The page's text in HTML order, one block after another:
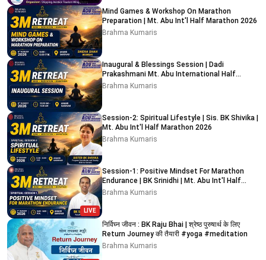
Mind Games & Workshop On Marathon
Preparation | Mt. Abu Int'l Half Marathon 2026
Brahma Kumaris
Inaugural & Blessings Session | Dadi
Prakashmani Mt. Abu International Half
Marathon 2026
Brahma Kumaris
Session-2: Spiritual Lifestyle | Sis. BK Shivika |
Mt. Abu Int'l Half Marathon 2026
Brahma Kumaris
LIVE
Session-1: Positive Mindset For Marathon
Endurance | BK Srinidhi | Mt. Abu Int'l Half
Marathon 2026
Brahma Kumaris
निर्विघ्न जीवन : BK Raju Bhai | श्रेष्ठ पुरुषार्थ के लिए
Return Journey की तैयारी #yoga #meditation
Brahma Kumaris